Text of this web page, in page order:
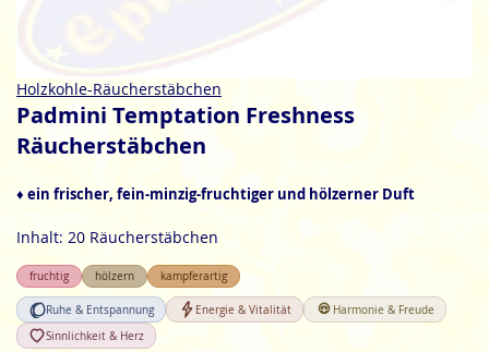
Zum
Anfang
Bildgalerie
Holzkohle-Räucherstäbchen
Padmini Temptation Freshness
Räucherstäbchen
♦ ein frischer, fein-minzig-fruchtiger und hölzerner Duft
Inhalt: 20 Räucherstäbchen
fruchtig hölzern kampferartig
Ruhe & Entspannung Energie & Vitalität
Harmonie & Freude
Sinnlichkeit & Herz